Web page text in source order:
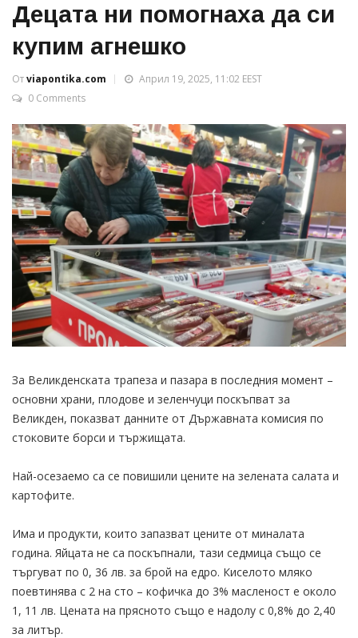
Децата ни помогнаха да си
купим агнешко
Отviapontika.com
Април 19, 2025, 11:02 EEST
0 Comments
За Великденската трапеза и пазара в последния момент –
основни храни, плодове и зеленчуци поскъпват за
Великден, показват данните от Държавната комисия по
стоковите борси и тържищата.
Най-осезаемо са се повишили цените на зелената салата и
картофите.
Има и продукти, които запазват цените от миналата
година. Яйцата не са поскъпнали, тази седмица също се
търгуват по 0, 36 лв. за брой на едро. Киселото мляко
поевтинява с 2 на сто – кофичка до 3% масленост е около
1, 11 лв. Цената на прясното също е надолу с 0,8% до 2,40
за литър.